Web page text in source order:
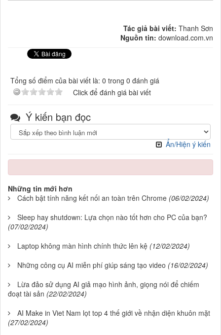
Tác giả bài viết: Thanh Sơn
Nguồn tin: download.com.vn
Tổng số điểm của bài viết là: 0 trong 0 đánh giá
Click để đánh giá bài viết
Ý kiến bạn đọc
Ẩn/Hiện ý kiến
Những tin mới hơn
Cách bật tính năng kết nối an toàn trên Chrome (06/02/2024)
Sleep hay shutdown: Lựa chọn nào tốt hơn cho PC của bạn?
(07/02/2024)
Laptop không màn hình chính thức lên kệ (12/02/2024)
Những công cụ AI miễn phí giúp sáng tạo video (16/02/2024)
Lừa đảo sử dụng AI giả mạo hình ảnh, giọng nói để chiếm
đoạt tài sản (22/02/2024)
AI Make in Viet Nam lọt top 4 thế giới về nhận diện khuôn mặt
(27/02/2024)